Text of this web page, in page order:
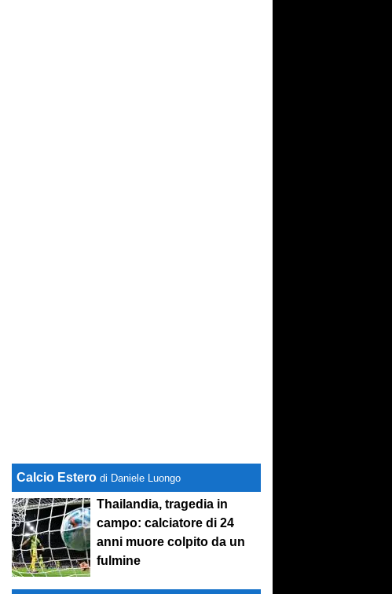
Calcio Estero di Daniele Luongo
Thailandia, tragedia in
campo: calciatore di 24
anni muore colpito da un
fulmine